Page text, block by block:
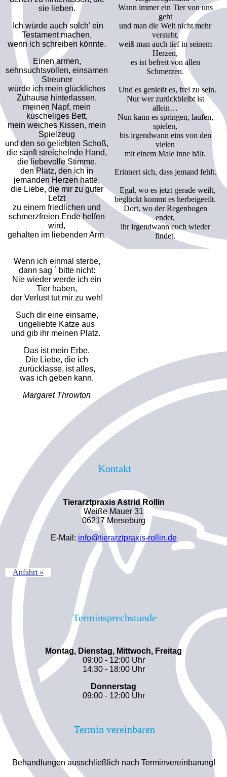
sie lieben.
Ich würde auch solch’ ein
Testament machen,
wenn ich schreiben könnte.
Einen armen,
sehnsuchtsvollen, einsamen
Streuner
würde ich mein glückliches
Zuhause hinterlassen,
meinen Napf, mein
kuscheliges Bett,
mein weiches Kissen, mein
Spielzeug
und den so geliebten Schoß,
die sanft streichelnde Hand,
die liebevolle Stimme,
den Platz, den ich in
jemanden Herzen hatte,
die Liebe, die mir zu guter
Letzt
zu einem friedlichen und
schmerzfreien Ende helfen
wird,
gehalten im liebenden Arm.
Wenn ich einmal sterbe,
dann sag ´ bitte nicht:
Nie wieder werde ich ein
Tier haben,
der Verlust tut mir zu weh!
Such dir eine einsame,
ungeliebte Katze aus
und gib ihr meinen Platz.
Das ist mein Erbe.
Die Liebe, die ich
zurücklasse, ist alles,
was ich geben kann.
Margaret Throwton
Wann immer ein Tier von uns
geht
und man die Welt nicht mehr
versteht,
weiß man auch tief in seinem
Herzen,
es ist befreit von allen
Schmerzen.
Und es genießt es, frei zu sein.
Nur wer zurückbleibt ist
allein…
Nun kann es springen, laufen,
spielen,
bis irgendwann eins von den
vielen
mit einem Male inne hält.
Erinnert sich, dass jemand fehlt.
Egal, wo es jetzt gerade weilt,
beglückt kommt es herbeigeeilt.
Dort, wo der Regenbogen
endet,
ihr irgendwann euch wieder
findet.
Kontakt
Tierarztpraxis Astrid Rollin
Weiße Mauer 31
06217 Merseburg
E-Mail: info@tierarztpraxis-rollin.de
Anfahrt »
Terminsprechstunde
Montag, Dienstag, Mittwoch, Freitag
09:00 - 12:00 Uhr
14:30 - 18:00 Uhr
Donnerstag
09:00 - 12:00 Uhr
Termin vereinbaren
Behandlungen ausschließlich nach Terminvereinbarung!